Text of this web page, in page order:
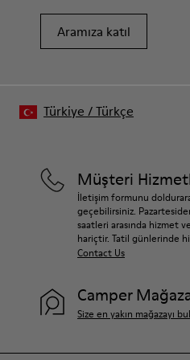
Aramıza katıl
Müşteri
İletişim formunu
geçebilirsiniz.
saatleri arasında hizmet
hariçtir. Tatil günlerinde
Contact Us
Camper
Size en yakın mağazayı
Türkiye /Türkçe